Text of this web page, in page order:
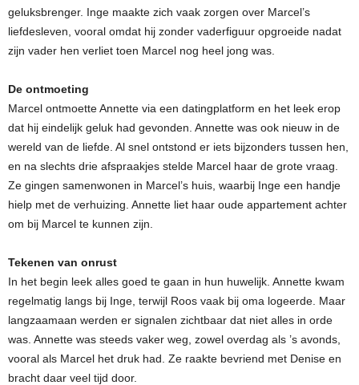
geluksbrenger. Inge maakte zich vaak zorgen over Marcel’s
liefdesleven, vooral omdat hij zonder vaderfiguur opgroeide nadat
zijn vader hen verliet toen Marcel nog heel jong was.
De ontmoeting
Marcel ontmoette Annette via een datingplatform en het leek erop
dat hij eindelijk geluk had gevonden. Annette was ook nieuw in de
wereld van de liefde. Al snel ontstond er iets bijzonders tussen hen,
en na slechts drie afspraakjes stelde Marcel haar de grote vraag.
Ze gingen samenwonen in Marcel’s huis, waarbij Inge een handje
hielp met de verhuizing. Annette liet haar oude appartement achter
om bij Marcel te kunnen zijn.
Tekenen van onrust
In het begin leek alles goed te gaan in hun huwelijk. Annette kwam
regelmatig langs bij Inge, terwijl Roos vaak bij oma logeerde. Maar
langzaamaan werden er signalen zichtbaar dat niet alles in orde
was. Annette was steeds vaker weg, zowel overdag als ’s avonds,
vooral als Marcel het druk had. Ze raakte bevriend met Denise en
bracht daar veel tijd door.